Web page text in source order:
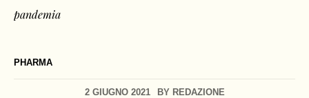
PHARMA
2 GIUGNO 2021 BY REDAZIONE
pandemia